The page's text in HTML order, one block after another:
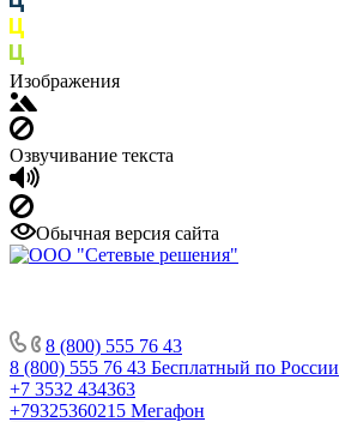
Изображения
Озвучивание текста
Обычная версия сайта
8 (800) 555 76 43
8 (800) 555 76 43 Бесплатный по России
+7 3532 434363
+79325360215 Мегафон